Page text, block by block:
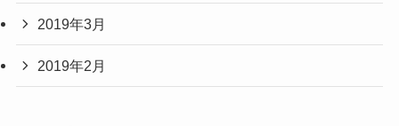
2019年3月
2019年2月